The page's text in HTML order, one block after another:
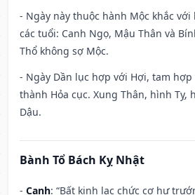
- Ngày này thuộc hành Mộc khắc
các tuổi: Canh Ngọ, Mậu Thân và
Thổ không sợ Mộc.
- Ngày Dần lục hợp với Hợi, tam hợp
thành Hỏa cục. Xung Thân, hình Tỵ,
Dậu.
Bành Tổ Bách Kỵ Nhật
- Canh: “Bất kinh lạc chức cơ hư